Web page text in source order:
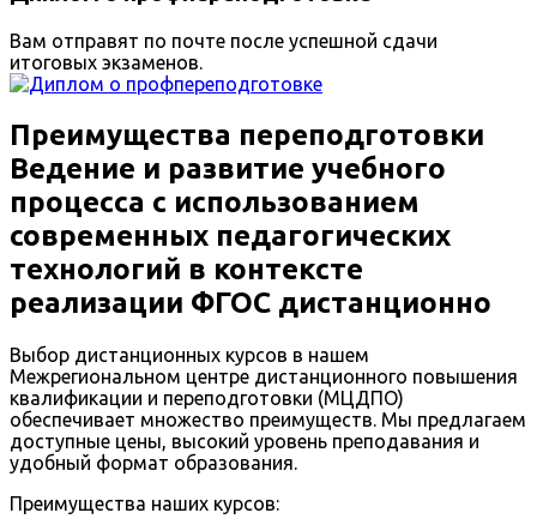
Вам отправят по почте после успешной сдачи
итоговых экзаменов.
Преимущества переподготовки
Ведение и развитие учебного
процесса с использованием
современных педагогических
технологий в контексте
реализации ФГОС дистанционно
Выбор дистанционных курсов в нашем
Межрегиональном центре дистанционного повышения
квалификации и переподготовки (МЦДПО)
обеспечивает множество преимуществ. Мы предлагаем
доступные цены, высокий уровень преподавания и
удобный формат образования.
Преимущества наших курсов: